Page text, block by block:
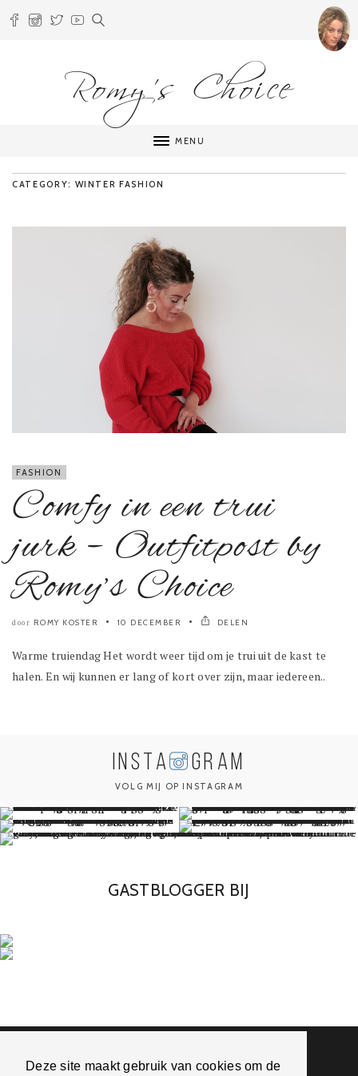
Deze site maakt gebruik van cookies om de
Romy's Choice
MENU
CATEGORY: WINTER FASHION
FASHION
Comfy in een trui
jurk – Outfitpost by
Romy’s Choice
door ROMY KOSTER 10 DECEMBER DELEN
Warme truiendag Het wordt weer tijd om je trui uit de kast te
halen. En wij kunnen er lang of kort over zijn, maar iedereen..
INSTA GRAM
VOLG MIJ OP INSTAGRAM
GASTBLOGGER BIJ